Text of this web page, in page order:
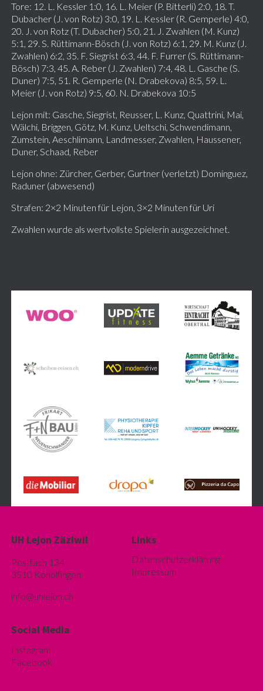
Tore: 12. L. Kessler 1:0, 16. L. Meier (P. Bitterli) 2:0, 18. T.
Dubacher (J. von Rotz) 3:0, 19. L. Kessler (R. Gemperle) 4:0,
20. J. von Rotz (T. Dubacher) 5:0, 21. J. Zwahlen (M. Kunz)
5:1, 29. S. Rüttimann-Bösch (J. von Rotz) 6:1, 29. M. Kunz (J.
Zwahlen) 6:2, 35. F. Siegrist 6:3, 44. F. Furrer (S. Rüttimann-
Bösch) 7:3, 45. A. Reber (J. Zwahlen) 7:4, 48. L. Gasche (S.
Duner) 7:5, 51. R. Gemperle (N. Drabekova) 8:5, 59. L.
Meier (J. von Rotz) 9:5, 60. N. Drabekova 10:5
Lejon mit: Gasche, Siegrist, Reusser, L. Kunz, Quattrini, Mai,
Wälchi, Briggen, Götz, M. Kunz, Ueltschi, Schwendimann,
Zumstein, Aeschlimann, Landmesser, Zwahlen, Haussener,
Duner, Schaad, Reber
Lejon ohne: Zürcher, Gerber, Gurtner (verletzt) Dominguez,
Raduner (abwesend)
Strafen: 2×2 Minuten für Lejon, 3×2 Minuten für Uri
Zwahlen wurde als wertvollste Spielerin ausgezeichnet.
UH Lejon Zäziwil
Postfach 134
3510 Konolfingen
info@uhlejon.ch
Links
Datenschutzerklärung
Impressum
Social Media
Instagram
Facebook